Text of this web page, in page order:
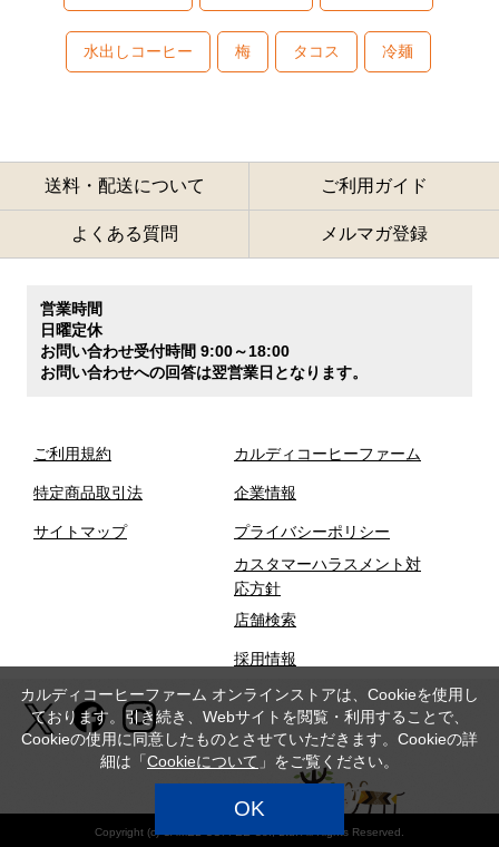
水出しコーヒー 梅 タコス 冷麺
送料・配送について ご利用ガイド
よくある質問 メルマガ登録
営業時間
日曜定休
お問い合わせ受付時間 9:00～18:00
お問い合わせへの回答は翌営業日となります。
ご利用規約
特定商品取引法
サイトマップ
カルディコーヒーファーム
企業情報
プライバシーポリシー
カスタマーハラスメント対
応方針
店舗検索
採用情報
Copyright (c) CAMEL COFFEE Co., Ltd. All Rights Reserved.
カルディコーヒーファーム オンラインストアは、Cookieを使用し
ております。引き続き、Webサイトを閲覧・利用することで、
Cookieの使用に同意したものとさせていただきます。Cookieの詳
細は「Cookieについて 」をご覧ください。
OK